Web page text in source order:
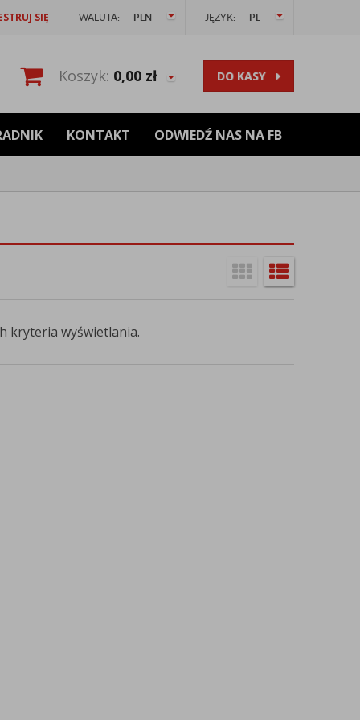
SIĘ WALUTA: PLN JĘZYK: PL
Koszyk: 0,00 zł DO KASY
KONTAKT ODWIEDŹ NAS NA FB
kryteria wyświetlania.